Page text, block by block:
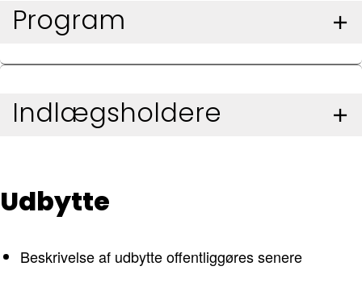
Program
Indlægsholdere
Udbytte
Beskrivelse af udbytte offentliggøres senere